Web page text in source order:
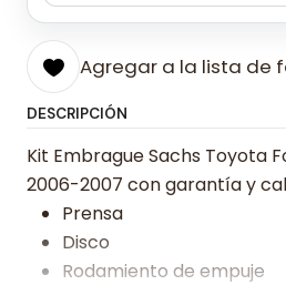
Agregar a la lista de
DESCRIPCIÓN
Kit Embrague Sachs Toyota
2006-2007 con garantía y
Prensa
Disco
Rodamiento de empuje